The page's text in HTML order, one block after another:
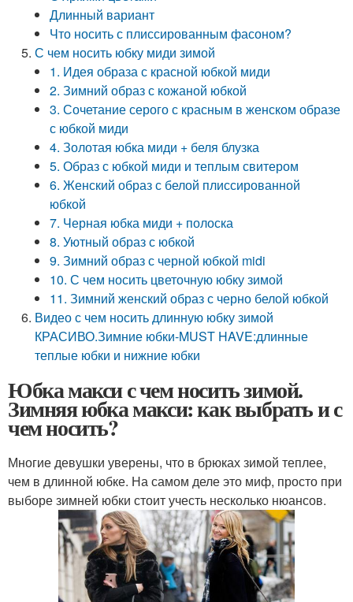
Длинный вариант
Что носить с плиссированным фасоном?
С чем носить юбку миди зимой
1. Идея образа с красной юбкой миди
2. Зимний образ с кожаной юбкой
3. Сочетание серого с красным в женском образе
с юбкой миди
4. Золотая юбка миди + беля блузка
5. Образ с юбкой миди и теплым свитером
6. Женский образ с белой плиссированной
юбкой
7. Черная юбка миди + полоска
8. Уютный образ с юбкой
9. Зимний образ с черной юбкой midi
10. С чем носить цветочную юбку зимой
11. Зимний женский образ с черно белой юбкой
Видео с чем носить длинную юбку зимой
КРАСИВО.Зимние юбки-MUST HAVE:длинные
теплые юбки и нижние юбки
Юбка макси с чем носить зимой.
Зимняя юбка макси: как выбрать и с
чем носить?
Многие девушки уверены, что в брюках зимой теплее,
чем в длинной юбке. На самом деле это миф, просто при
выборе зимней юбки стоит учесть несколько нюансов.